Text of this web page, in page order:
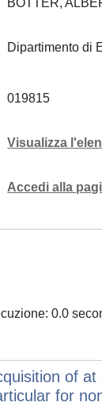
BOTTER,
Dipartimento di
019815
Visualizza
Accedi alla
0.0
of
for